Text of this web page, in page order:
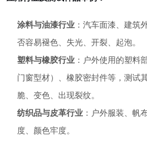
涂料与油漆行业 ：汽车面漆、建筑
否容易褪色、失光、开裂、起泡。
塑料与橡胶行业 ：户外使用的塑料
门窗型材）、橡胶密封件等，测试
脆、变色、出现裂纹。
纺织品与皮革行业 ：户外服装、帆
度、颜色牢度。